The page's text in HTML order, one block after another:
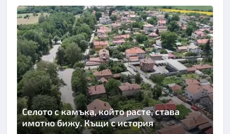
Селото с камъка, който расте, става
имотно бижу. Къщи с история